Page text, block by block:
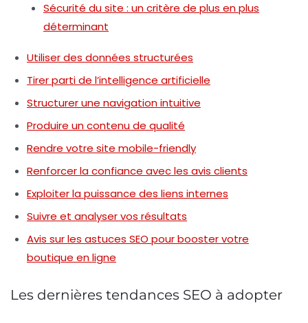
Sécurité du site : un critère de plus en plus
déterminant
Utiliser des données structurées
Tirer parti de l’intelligence artificielle
Structurer une navigation intuitive
Produire un contenu de qualité
Rendre votre site mobile-friendly
Renforcer la confiance avec les avis clients
Exploiter la puissance des liens internes
Suivre et analyser vos résultats
Avis sur les astuces SEO pour booster votre
boutique en ligne
Les dernières tendances SEO à adopter